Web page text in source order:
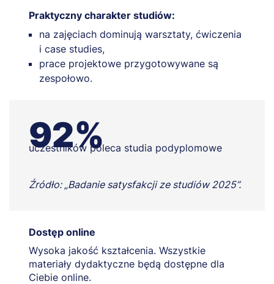
Praktyczny charakter studiów:
na zajęciach dominują warsztaty, ćwiczenia
i case studies,
prace projektowe przygotowywane są
zespołowo.
92%
uczestników poleca studia podyplomowe
Źródło: „Badanie satysfakcji ze studiów 2025”.
Dostęp online
Wysoka jakość kształcenia. Wszystkie
materiały dydaktyczne będą dostępne dla
Ciebie online.